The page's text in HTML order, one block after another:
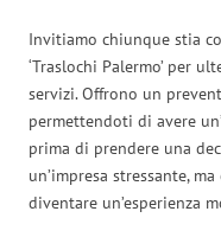
Invitiamo chiunque stia
‘Traslochi Palermo’ per
servizi. Offrono un
permettendoti di avere
prima di prendere una
un’impresa stressante,
diventare un’esperienza